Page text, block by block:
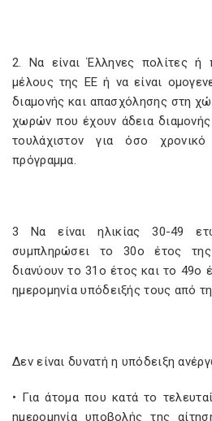
2. Να είναι Έλληνες πολίτες ή
μέλους της ΕΕ ή να είναι
διαμονής και απασχόλησης στη
χωρών που έχουν άδεια διαμονής
τουλάχιστον για όσο
πρόγραμμα.
3 Να είναι ηλικίας 30-49
συμπληρώσει το 30ο έτος
διανύουν το 31ο έτος και το 49ο
ημερομηνία υπόδειξής τους από
Δεν είναι δυνατή η υπόδειξη
• Για άτομα που κατά το
ημερομηνία υποβολής της